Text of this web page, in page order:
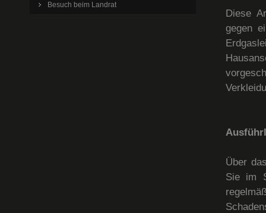
Diese
gegen
Über
Sie im
Besuch beim Landrat